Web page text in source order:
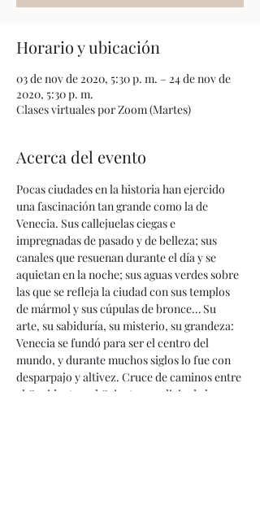
Horario y ubicación
03 de nov de 2020, 5:30 p. m. – 24 de nov de
2020, 5:30 p. m.
Clases virtuales por Zoom (Martes)
Acerca del evento
Pocas ciudades en la historia han ejercido
una fascinación tan grande como la de
Venecia. Sus callejuelas ciegas e
impregnadas de pasado y de belleza; sus
canales que resuenan durante el día y se
aquietan en la noche; sus aguas verdes sobre
las que se refleja la ciudad con sus templos
de mármol y sus cúpulas de bronce… Su
arte, su sabiduría, su misterio, su grandeza:
Venecia se fundó para ser el centro del
mundo, y durante muchos siglos lo fue con
desparpajo y altivez. Cruce de caminos entre
el Occidente y el Oriente, prodigio de la